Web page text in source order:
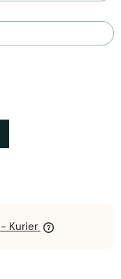
- Kurier